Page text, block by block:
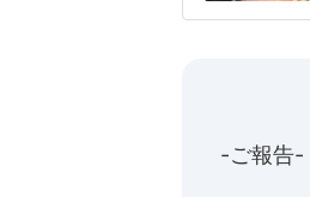
-ご報告-